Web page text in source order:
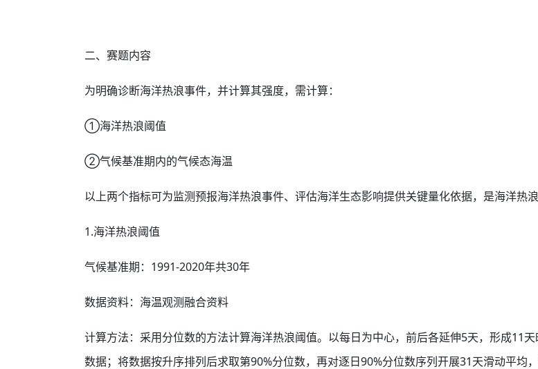
二、赛题内容
为明确诊断海洋热浪事件，并计算其强度，需计算：
①海洋热浪阈值
②气候基准期内的气候态海温
以上两个指标可为监测预报海洋热浪事件、评估海洋生态影响提供关键量化依据，是海洋热
1.海洋热浪阈值
气候基准期：1991-2020年共30年
数据资料：海温观测融合资料
计算方法：采用分位数的方法计算海洋热浪阈值。以每日为中心，前后各延伸5天，形成11
数据；将数据按升序排列后求取第90%分位数，再对逐日90%分位数序列开展31天滑动平均